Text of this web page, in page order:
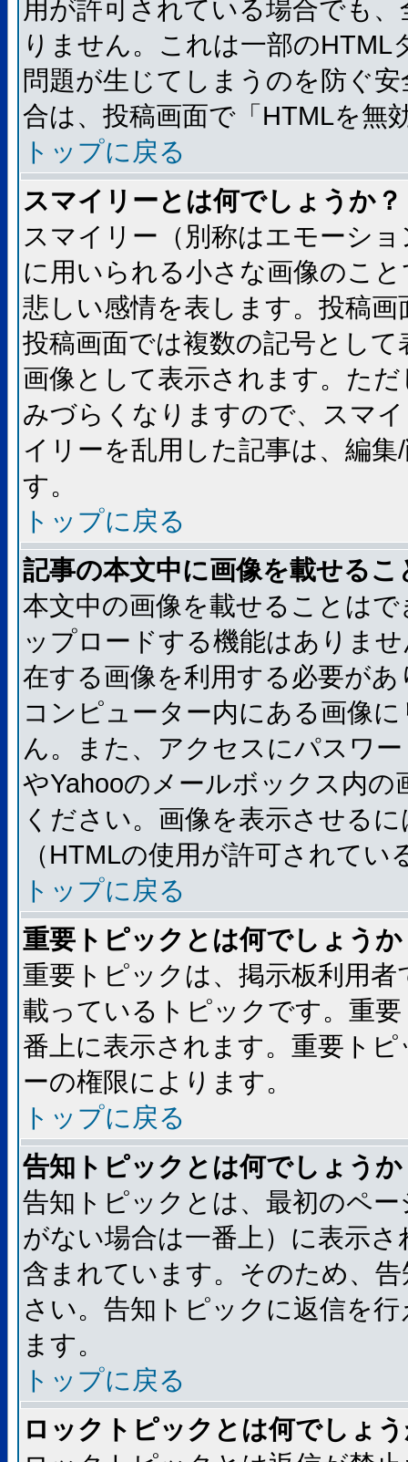
用が許可されている場合でも
りません。これは一部の
問題が生じてしまうのを防ぐ
合は、投稿画面で「HTMLを無
トップに戻る
スマイリーとは何でしょうか？
スマイリー（別称はエモーシ
に用いられる小さな画像のこ
悲しい感情を表します。投稿
投稿画面では複数の記号とし
画像として表示されます。た
みづらくなりますので、スマ
イリーを乱用した記事は、編
す。
トップに戻る
記事の本文中に画像を載せる
本文中の画像を載せることは
ップロードする機能はありま
在する画像を利用する必要が
コンピューター内にある画像
ん。また、アクセスにパスワ
やYahooのメールボックス内
ください。画像を表示させる
（HTMLの使用が許可されて
トップに戻る
重要トピックとは何でしょうか
重要トピックは、掲示板利用
載っているトピックです。重
番上に表示されます。重要ト
ーの権限によります。
トップに戻る
告知トピックとは何でしょうか
告知トピックとは、最初のペ
がない場合は一番上）に表示
含まれています。そのため、
さい。告知トピックに返信を
ます。
トップに戻る
ロックトピックとは何でしょ